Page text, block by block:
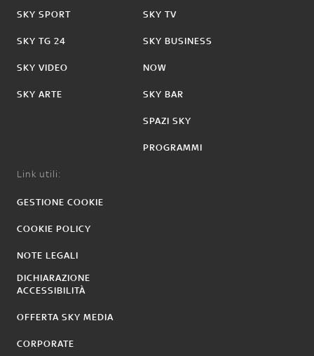
SKY SPORT
SKY TG 24
SKY VIDEO
SKY ARTE
SKY TV
SKY BUSINESS
NOW
SKY BAR
SPAZI SKY
PROGRAMMI
Link utili:
GESTIONE COOKIE
COOKIE POLICY
NOTE LEGALI
DICHIARAZIONE
ACCESSIBILITÀ
OFFERTA SKY MEDIA
CORPORATE